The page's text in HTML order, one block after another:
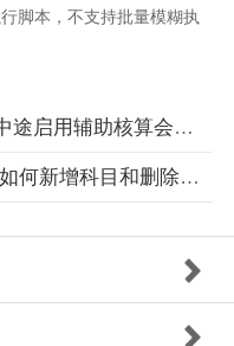
脚本，不支持批量模糊执
上一篇:使用好会计易代账软件中途启用辅助核算会有影响吗
下一篇:用友软件好会计/易代账如何新增科目和删除科目